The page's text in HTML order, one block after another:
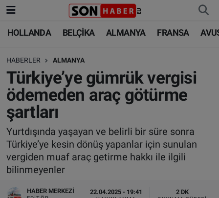
HOLLANDA BELÇİKA ALMANYA FRANSA
HABERLER ALMANYA
Türkiye’ye gümrük vergisi
ödemeden araç götürme
şartları
Yurtdışında yaşayan ve belirli bir süre sonra
Türkiye’ye kesin dönüş yapanlar için sunulan
vergiden muaf araç getirme hakkı ile ilgili
bilinmeyenler
HABER MERKEZI 22.04.2025 - 19:41 2 DK
HOLLANDA
BELÇİKA
ALMANYA
FRANSA
AVUSTURYA
SAĞLIK - YAŞAM
BİLİM-TEKNOLOJİ
HOLLANDA
BELÇİKA
ALMANYA
TÜRKİYE
DÜNYA
BİLİM-TEKNOLOJİ
SAĞLIK
Nöbetçi Eczaneler
Hava Durumu
Trafik Durumu
Süper Lig Puan Durumu ve Fikstür
Tüm Manşetler
Son Dakika Haberleri
Haber Arşivi